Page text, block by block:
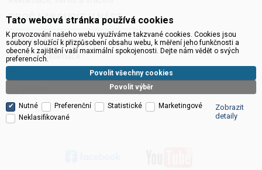
PROČ NAKOUPIT U NÁS?
Technická podpora
Servis a reklamace
Tato webová stránka používá cookies
K provozování našeho webu využíváme takzvané cookies. Cookies jsou
soubory sloužící k přizpůsobení obsahu webu, k měření jeho funkčnosti a
obecně k zajištění vaší maximální spokojenosti. Dejte nám vědět o svých
preferencích.
Povolit výběr
Povolit všechny cookies
Nutné Preferenční Statistické
Marketingové
Neklasifikované
Zobrazit
detaily